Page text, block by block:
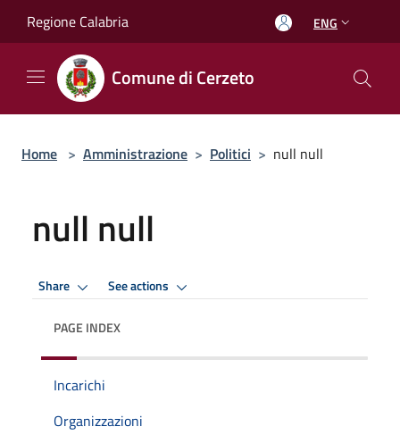
Regione Calabria ENG
Comune di Cerzeto
Home > Amministrazione > Politici > null null
null null
Share See actions
PAGE INDEX
Incarichi
Organizzazioni